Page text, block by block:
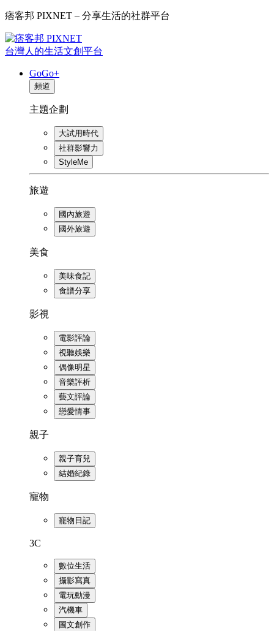
痞客邦 PIXNET – 分享生活的社群平台
台灣人的生活文創平台
GoGo+
頻道
主題企劃
大試用時代
社群影響力
StyleMe
旅遊
國內旅遊
國外旅遊
美食
美味食記
食譜分享
影視
電影評論
視聽娛樂
偶像明星
音樂評析
藝文評論
戀愛情事
親子
親子育兒
結婚紀錄
寵物
寵物日記
3C
數位生活
攝影寫真
電玩動漫
汽機車
圖文創作